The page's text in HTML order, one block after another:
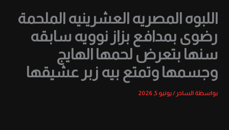
اللبوه المصريه العشرينيه الملحمة
رضوى بمدافع بزاز نوويه سابقه
سنها بتعرض لحمها الهايج
وجسمها وتمتع بيه زبر عشيقها
بواسطة الساحر/يونيو 5, 2026